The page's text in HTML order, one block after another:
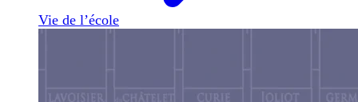
Vie de l’école